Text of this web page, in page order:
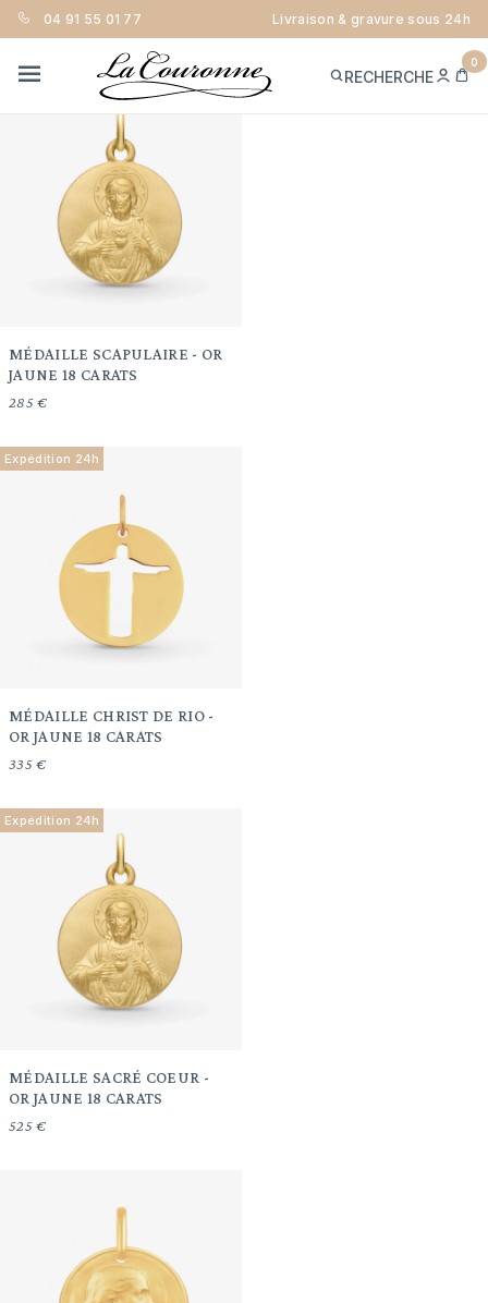
04 91 55 01 77 Livraison & gravure sous 24h
RECHERCHE
ME
0
Trier
FILTRER
Expédition 24h
MÉDAILLE SCAPULAIRE - OR
JAUNE 18 CARATS
285 €
Expédition 24h
MÉDAILLE CHRIST DE RIO -
OR JAUNE 18 CARATS
335 €
Expédition 24h
MÉDAILLE SACRÉ COEUR -
OR JAUNE 18 CARATS
525 €